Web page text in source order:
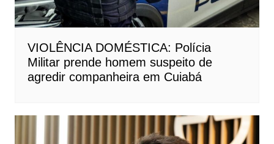
VIOLÊNCIA DOMÉSTICA: Polícia
Militar prende homem suspeito de
agredir companheira em Cuiabá